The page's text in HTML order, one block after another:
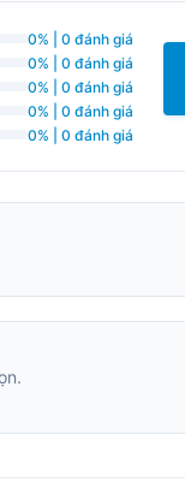
0% | 0 đánh giá
0% | 0 đánh giá
0% | 0 đánh giá
0% | 0 đánh giá
0% | 0 đánh giá